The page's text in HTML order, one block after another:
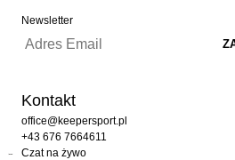
Newsletter
Kontakt
office@keepersport.pl
+43 676 7664611
Czat na żywo